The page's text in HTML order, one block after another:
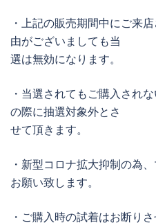
・上記の販売期間中にご来
由がございましても当
選は無効になります。
・当選されてもご購入され
の際に抽選対象外とさ
せて頂きます。
・新型コロナ拡大抑制の為
お願い致します。
・ご購入時の試着はお断り